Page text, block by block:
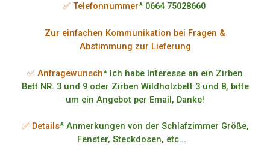
✅ Telefonnummer* 0664 75028660
Zur einfachen Kommunikation bei Fragen &
Abstimmung zur Lieferung
✅ Anfragewunsch* Ich habe Interesse an ein Zirben
Bett NR. 3 und 9 oder Zirben Wildholzbett 3 und 8, bitte
um ein Angebot per Email, Danke!
✅ Details* Anmerkungen von der Schlafzimmer Größe,
Fenster, Steckdosen, etc...